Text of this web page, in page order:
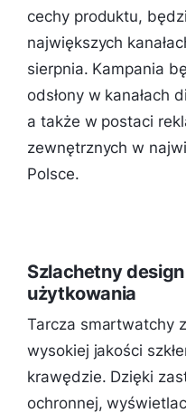
cechy produktu,
największych
sierpnia. Kampania
odsłony w kanałach
a także w postaci
zewnętrznych w
Polsce.
Szlachetny
użytkowania
Tarcza smartwatchy
wysokiej jakości
krawędzie. Dzięki
ochronnej,